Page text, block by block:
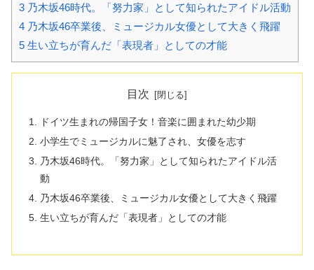
3 乃木坂46時代。「努力家」として知られたアイドル活動
4 乃木坂46卒業後、ミュージカル女優として大きく飛躍
5 生い立ちが育んだ「表現者」としての才能
目次
ドイツ生まれの帰国子女！音楽に囲まれた幼少期
小学生でミュージカルに魅了され、女優を志す
乃木坂46時代。「努力家」として知られたアイドル活
動
乃木坂46卒業後、ミュージカル女優として大きく飛躍
生い立ちが育んだ「表現者」としての才能